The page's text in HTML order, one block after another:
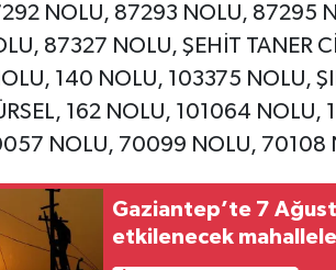
NOLU, 87293 NOLU, 87295
87327 NOLU, ŞEHİT TANER
140 NOLU, 103375 NOLU,
162 NOLU, 101064 NOLU,
NOLU, 70099 NOLU, 70108
Gaziantep’te 7
etkilenecek